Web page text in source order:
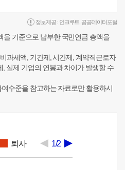
정보제공 : 인크루트 공공데이터포털
을 기준으로 납부한 국민연금 총액을
과세액, 기간제, 시간제, 계약직근로자
실제 기업의 연봉과 차이가 발생할 수
수준을 참고하는 자료로만 활용하시
퇴사 1/2